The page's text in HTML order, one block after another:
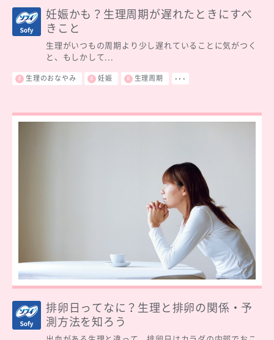
妊娠かも？生理周期が遅れたときにすべ
きこと
生理がいつもの周期より少し遅れていることに気がつく
と、もしかして...
生理のおなやみ 妊娠 生理周期 ･･･
排卵日ってなに？生理と排卵の関係・予
測方法を知ろう